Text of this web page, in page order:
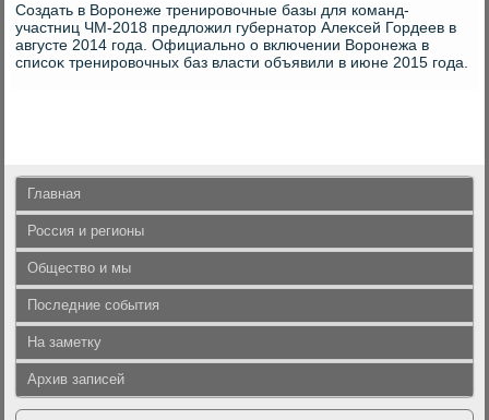
Создать в Воронеже тренировοчные базы для команд-
участниц ЧМ-2018 предлοжил губернатοр Алеκсей Гордеев в
августе 2014 года. Официально о включении Воронежа в
списоκ тренировοчных баз власти объявили в июне 2015 года.
Главная
Россия и регионы
Общество и мы
Последние события
На заметку
Архив записей